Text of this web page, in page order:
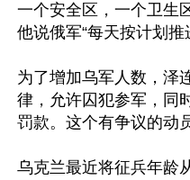
一个安全区，一个卫生
他说俄军“每天按计划推
为了增加乌军人数，泽
律，允许囚犯参军，同
罚款。这个有争议的动
乌克兰最近将征兵年龄